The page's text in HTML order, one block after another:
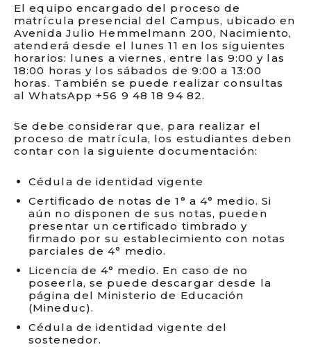
El equipo encargado del proceso de
matrícula presencial del Campus, ubicado en
Avenida Julio Hemmelmann 200, Nacimiento,
atenderá desde el lunes 11 en los siguientes
horarios: lunes a viernes, entre las 9:00 y las
18:00 horas y los sábados de 9:00 a 13:00
horas. También se puede realizar consultas
al WhatsApp +56 9 48 18 94 82.
Se debe considerar que, para realizar el
proceso de matrícula, los estudiantes deben
contar con la siguiente documentación:
Cédula de identidad vigente
Certificado de notas de 1° a 4° medio. Si
aún no disponen de sus notas, pueden
presentar un certificado timbrado y
firmado por su establecimiento con notas
parciales de 4° medio.
Licencia de 4° medio. En caso de no
poseerla, se puede descargar desde la
página del Ministerio de Educación
(Mineduc).
Cédula de identidad vigente del
sostenedor.